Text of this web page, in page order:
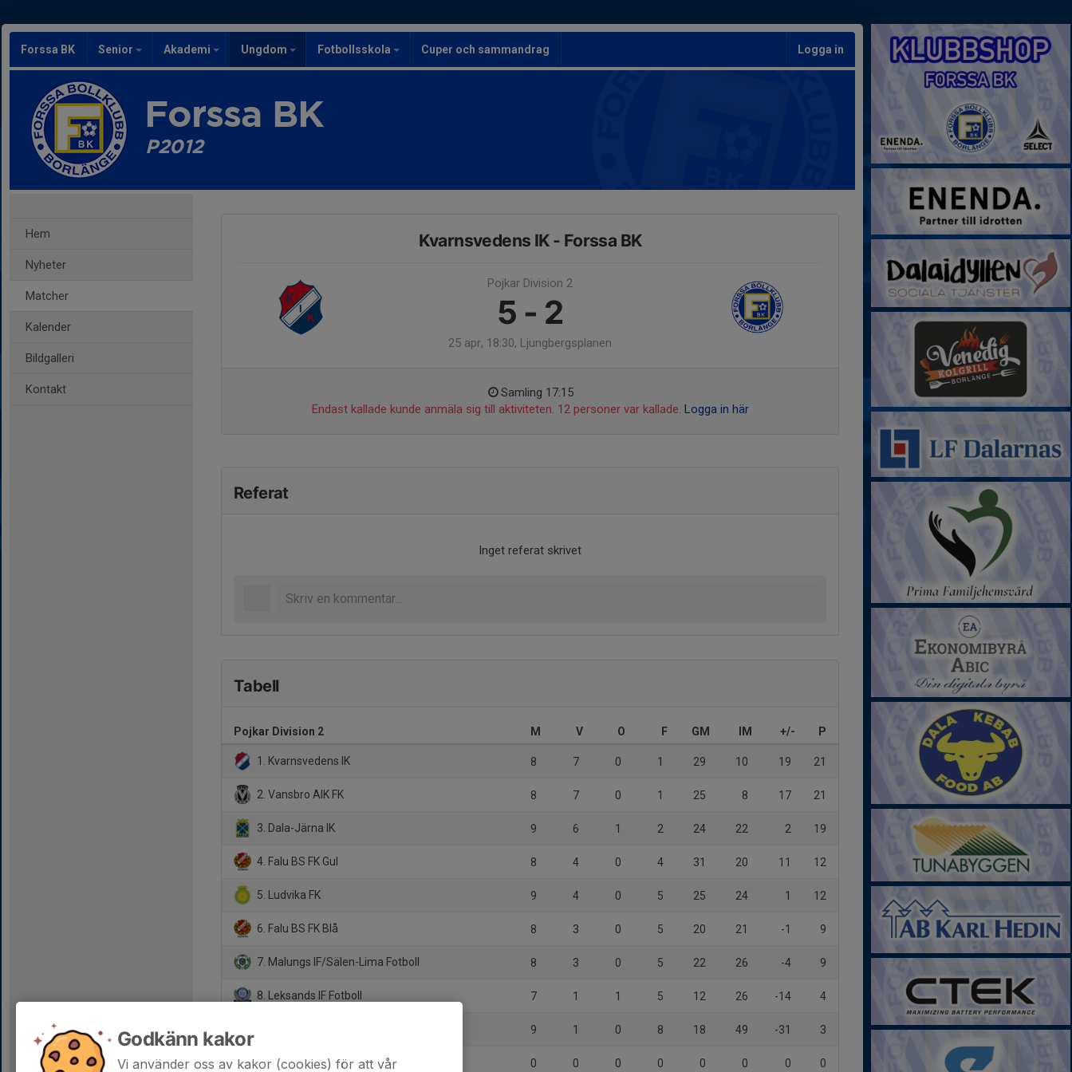
Forssa BK Senior Akademi Ungdom Fotbollsskola Cuper och sammandrag Logga in
Forssa BK
P2012
Hem
Nyheter
Matcher
Kalender
Bildgalleri
Kontakt
Kvarnsvedens IK - Forssa BK
Pojkar Division 2
5 - 2
25 apr, 18:30, Ljungbergsplanen
Samling 17:15
Endast kallade kunde anmäla sig till aktiviteten. 12 personer var kallade. Logga in här
Referat
Inget referat skrivet
Tabell
Pojkar Division 2 M V O F GM IM +/- P
1. Kvarnsvedens IK 8 7 0 1 29 10 19 21
2. Vansbro AIK FK 8 7 0 1 25 8 17 21
3. Dala-Järna IK 9 6 1 2 24 22 2 19
4. Falu BS FK Gul 8 4 0 4 31 20 11 12
5. Ludvika FK 9 4 0 5 25 24 1 12
6. Falu BS FK Blå 8 3 0 5 20 21 -1 9
7. Malungs IF/Sälen-Lima Fotboll 8 3 0 5 22 26 -4 9
8. Leksands IF Fotboll 7 1 1 5 12 26 -14 4
9 1 0 8 18 49 -31 3
10. Östansbo IS/Smedjebackens FK 0 0 0 0 0 0 0 0
Godkänn kakor
Vi använder oss av kakor (cookies) för att vår